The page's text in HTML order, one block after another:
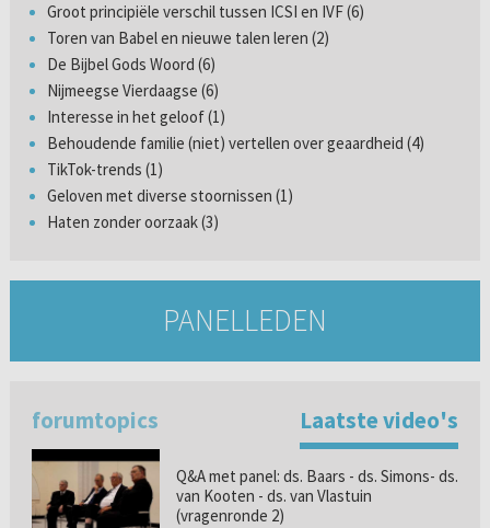
Groot principiële verschil tussen ICSI en IVF (6)
Toren van Babel en nieuwe talen leren (2)
De Bijbel Gods Woord (6)
Nijmeegse Vierdaagse (6)
Interesse in het geloof (1)
Behoudende familie (niet) vertellen over geaardheid (4)
TikTok-trends (1)
Geloven met diverse stoornissen (1)
Haten zonder oorzaak (3)
PANELLEDEN
forumtopics Laatste video's
Q&A met panel: ds. Baars - ds. Simons- ds.
van Kooten - ds. van Vlastuin
(vragenronde 2)